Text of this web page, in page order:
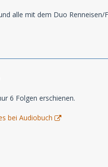
alle mit dem Duo Renneisen/
6 Folgen erschienen.
bei Audiobuch